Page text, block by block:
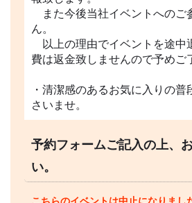
また今後当社イベントへのご
ん。
以上の理由でイベントを途中
費は返金致しませんので予めご
・清潔感のあるお気に入りの
さいませ。
予約フォームご記入の上、
い。